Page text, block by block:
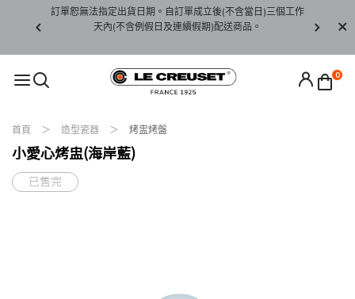
下水)，若
訂單恕無法指定出貨日期。自訂單成立後(不含當日)三個工作
天內(不含例假日及連續假期)配送商品。
請至
0
首頁 造型瓷器 烤盅烤盤
小愛心烤盅(海岸藍)
已售完